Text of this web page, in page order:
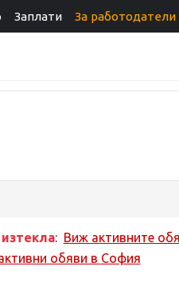
Заплати За работодатели
: Виж активните
обяви в София